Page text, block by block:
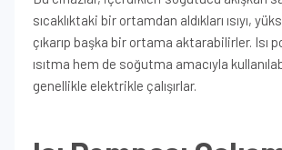
sıcaklıktaki bir ortamdan aldıkları ısıyı,
çıkarıp başka bir ortama aktarabilirler. Isı
ısıtma hem de soğutma amacıyla
genellikle elektrikle çalışırlar.